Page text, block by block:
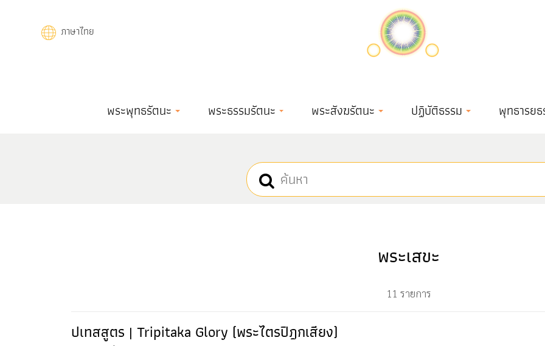
ภาษาไทย
navigationพระพุทธรัตนะ พระธรรมรัตนะ พระสังฆรัตนะ ปฏิบัติธรรม พุทธารย
พระเสขะ
11 รายการ
ปเทสสูตร | Tripitaka Glory (พระไตรปิฎกเสียง)